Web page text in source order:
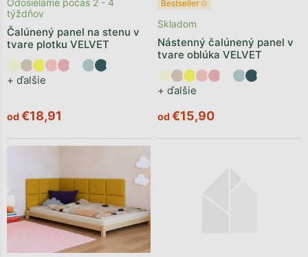
Čalúnený panel na stenu v
tvare plotku VELVET
+ ďalšie
týždňov
od€18,91
Bestseller ✩
Nástenný čalúnený panel v
tvare oblúka VELVET
+ ďalšie
Skladom
od€15,90